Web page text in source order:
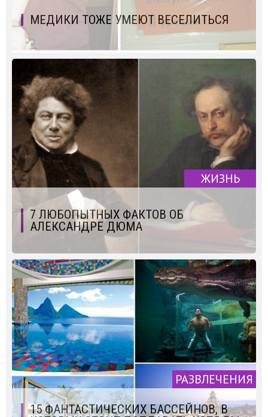
МЕДИКИ ТОЖЕ УМЕЮТ ВЕСЕЛИТЬСЯ
ЖИЗНЬ
7 ЛЮБОПЫТНЫХ ФАКТОВ ОБ
АЛЕКСАНДРЕ ДЮМА
РАЗВЛЕЧЕНИЯ
15 ФАНТАСТИЧЕСКИХ БАССЕЙНОВ, В